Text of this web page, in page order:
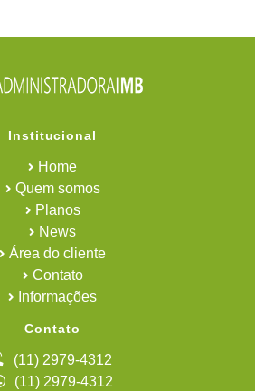
Institucional
Home
Quem somos
Planos
News
Área do cliente
Contato
Informações
Contato
(11) 2979-4312
(11) 2979-4312